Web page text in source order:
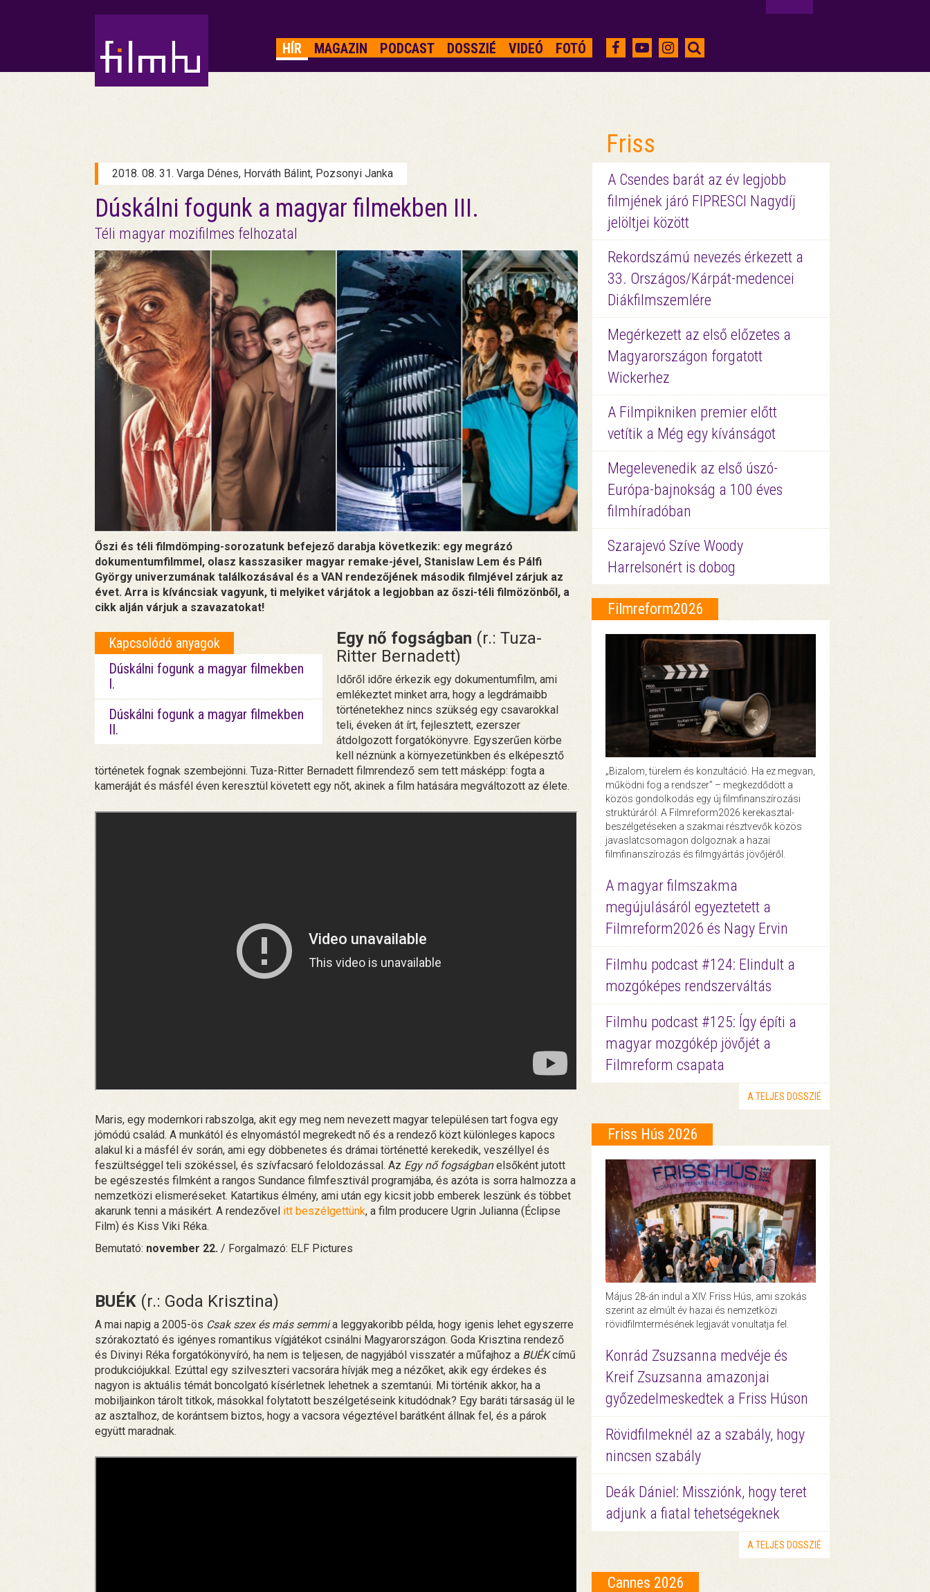
HÍR MAGAZIN PODCAST DOSSZIÉ VIDEÓ FOTÓ
2018. 08. 31. Varga Dénes, Horváth Bálint, Pozsonyi Janka
Dúskálni fogunk a magyar filmekben III.
Téli magyar mozifilmes felhozatal
Őszi és téli filmdömping-sorozatunk befejező darabja következik: egy megrázó
dokumentumfilmmel, olasz kasszasiker magyar remake-jével, Stanislaw Lem és Pálfi
György univerzumának találkozásával és a VAN rendezőjének második filmjével zárjuk az
évet. Arra is kíváncsiak vagyunk, ti melyiket várjátok a legjobban az őszi-téli filmözönből, a
cikk alján várjuk a szavazatokat!
Kapcsolódó anyagok
Dúskálni fogunk a magyar filmekben
I.
Dúskálni fogunk a magyar filmekben
II.
Egy nő fogságban (r.: Tuza-
Ritter Bernadett)
Időről időre érkezik egy dokumentumfilm, ami
emlékeztet minket arra, hogy a legdrámaibb
történetekhez nincs szükség egy csavarokkal
teli, éveken át írt, fejlesztett, ezerszer
átdolgozott forgatókönyvre. Egyszerűen körbe
kell néznünk a környezetünkben és elképesztő
történetek fognak szembejönni. Tuza-Ritter Bernadett filmrendező sem tett másképp: fogta a
kameráját és másfél éven keresztül követett egy nőt, akinek a film hatására megváltozott az élete.
Maris, egy modernkori rabszolga, akit egy meg nem nevezett magyar településen tart fogva egy
jómódú család. A munkától és elnyomástól megrekedt nő és a rendező közt különleges kapocs
alakul ki a másfél év során, ami egy döbbenetes és drámai történetté kerekedik, veszéllyel és
feszültséggel teli szökéssel, és szívfacsaró feloldozással. Az Egy nő fogságbanelsőként jutott
be egészestés filmként a rangos Sundance filmfesztivál programjába, és azóta is sorra halmozza a
nemzetközi elismeréseket. Katartikus élmény, ami után egy kicsit jobb emberek leszünk és többet
akarunk tenni a másikért. A rendezővel itt beszélgettünk, a film producere Ugrin Julianna (Éclipse
Film) és Kiss Viki Réka.
Bemutató: november 22. / Forgalmazó: ELF Pictures
BUÉK (r.: Goda Krisztina)
A mai napig a 2005-ös Csak szex és más semmia leggyakoribb példa, hogy igenis lehet egyszerre
szórakoztató és igényes romantikus vígjátékot csinálni Magyarországon. Goda Krisztina rendező
és Divinyi Réka forgatókönyvíró, ha nem is teljesen, de nagyjából visszatér a műfajhoz a BUÉKcímű
produkciójukkal. Ezúttal egy szilveszteri vacsorára hívják meg a nézőket, akik egy érdekes és
nagyon is aktuális témát boncolgató kísérletnek lehetnek a szemtanúi. Mi történik akkor, ha a
mobiljainkon tárolt titkok, másokkal folytatott beszélgetéseink kitudódnak? Egy baráti társaság ül le
az asztalhoz, de korántsem biztos, hogy a vacsora végeztével barátként állnak fel, és a párok
együtt maradnak.
Friss
A Csendes barát az év legjobb
filmjének járó FIPRESCI Nagydíj
jelöltjei között
Rekordszámú nevezés érkezett a
33. Országos/Kárpát-medencei
Diákfilmszemlére
Megérkezett az első előzetes a
Magyarországon forgatott
Wickerhez
A Filmpikniken premier előtt
vetítik a Még egy kívánságot
Megelevenedik az első úszó-
Európa-bajnokság a 100 éves
filmhíradóban
Szarajevó Szíve Woody
Harrelsonért is dobog
Filmreform2026
„Bizalom, türelem és konzultáció. Ha ez megvan,
működni fog a rendszer” – megkezdődött a
közös gondolkodás egy új filmfinanszírozási
struktúráról. A Filmreform2026 kerekasztal-
beszélgetéseken a szakmai résztvevők közös
javaslatcsomagon dolgoznak a hazai
filmfinanszírozás és filmgyártás jövőjéről.
A magyar filmszakma
megújulásáról egyeztetett a
Filmreform2026 és Nagy Ervin
Filmhu podcast #124: Elindult a
mozgóképes rendszerváltás
Filmhu podcast #125: Így építi a
magyar mozgókép jövőjét a
Filmreform csapata
A TELJES DOSSZIÉ
Friss Hús 2026
Május 28-án indul a XIV. Friss Hús, ami szokás
szerint az elmúlt év hazai és nemzetközi
rövidfilmtermésének legjavát vonultatja fel.
Konrád Zsuzsanna medvéje és
Kreif Zsuzsanna amazonjai
győzedelmeskedtek a Friss Húson
Rövidfilmeknél az a szabály, hogy
nincsen szabály
Deák Dániel: Missziónk, hogy teret
adjunk a fiatal tehetségeknek
A TELJES DOSSZIÉ
Cannes 2026